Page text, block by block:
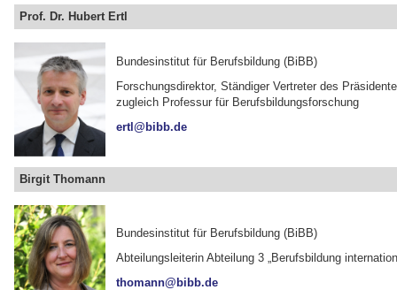
Prof. Dr. Hubert Ertl
Bundesinstitut für Berufsbildung (BiBB)
Forschungsdirektor, Ständiger Vertreter des
zugleich Professur für Berufsbildungsforschung
ertl@bibb.de
Birgit Thomann
Bundesinstitut für Berufsbildung (BiBB)
Abteilungsleiterin Abteilung 3 „Berufsbildung
thomann@bibb.de